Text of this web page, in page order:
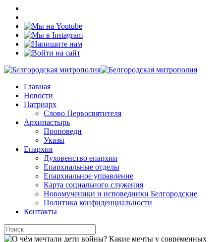
Главная
Новости
Патриарх
Слово Первосвятителя
Архипастырь
Проповеди
Указы
Епархия
Духовенство епархии
Епархиальные отделы
Епархиальное управление
Карта социального служения
Новомученики и исповедники Белгородские
Политика конфиденциальности
Контакты